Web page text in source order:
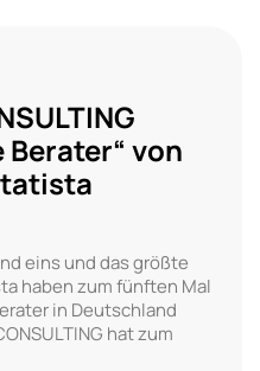
Berater“ von
eins und das größte
haben zum fünften Mal
in Deutschland
hat zum